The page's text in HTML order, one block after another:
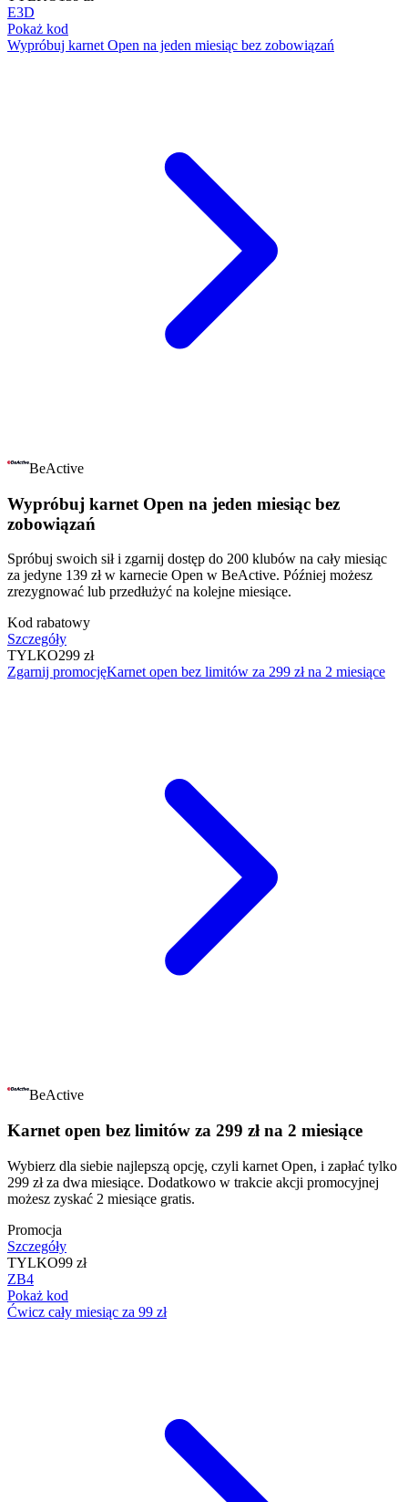
E3D
Pokaż kod
Wypróbuj karnet Open na jeden miesiąc bez zobowiązań
BeActive
Wypróbuj karnet Open na jeden miesiąc bez
zobowiązań
Spróbuj swoich sił i zgarnij dostęp do 200 klubów na cały miesiąc
za jedyne 139 zł w karnecie Open w BeActive. Później możesz
zrezygnować lub przedłużyć na kolejne miesiące.
Kod rabatowy
Szczegóły
TYLKO299 zł
Zgarnij promocjęKarnet open bez limitów za 299 zł na 2 miesiące
BeActive
Karnet open bez limitów za 299 zł na 2 miesiące
Wybierz dla siebie najlepszą opcję, czyli karnet Open, i zapłać tylko
299 zł za dwa miesiące. Dodatkowo w trakcie akcji promocyjnej
możesz zyskać 2 miesiące gratis.
Promocja
Szczegóły
TYLKO99 zł
ZB4
Pokaż kod
Ćwicz cały miesiąc za 99 zł